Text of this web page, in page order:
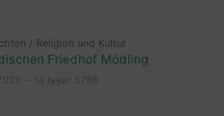
/ Religion und Kultur
Friedhof Mödling